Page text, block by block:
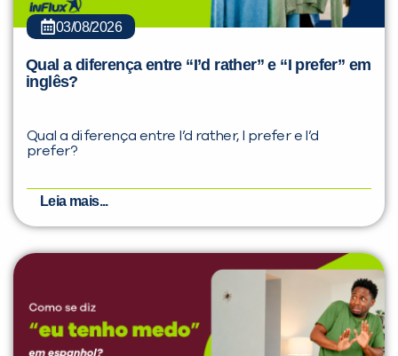
03/08/2026
Qual a diferença entre “I’d rather” e “I prefer” em
inglês?
Qual a diferença entre I’d rather, I prefer e I’d
prefer?
Leia mais...